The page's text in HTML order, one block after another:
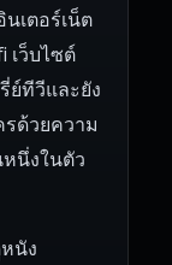
เตอร์เน็ต
เว็บไซต์
ย์ทีวีและยัง
ด้วยความ
นึ่งในตัว
นัง